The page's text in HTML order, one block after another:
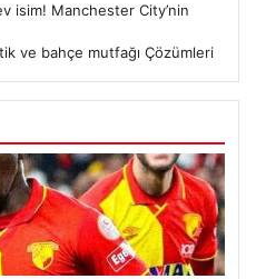
isim! Manchester City’nin
ve bahçe mutfağı Çözümleri